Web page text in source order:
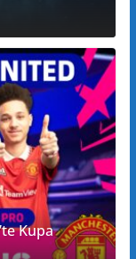
Kupa